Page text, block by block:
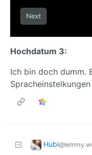
Hochdatum 3:
Ich bin doch dumm.
Hubi